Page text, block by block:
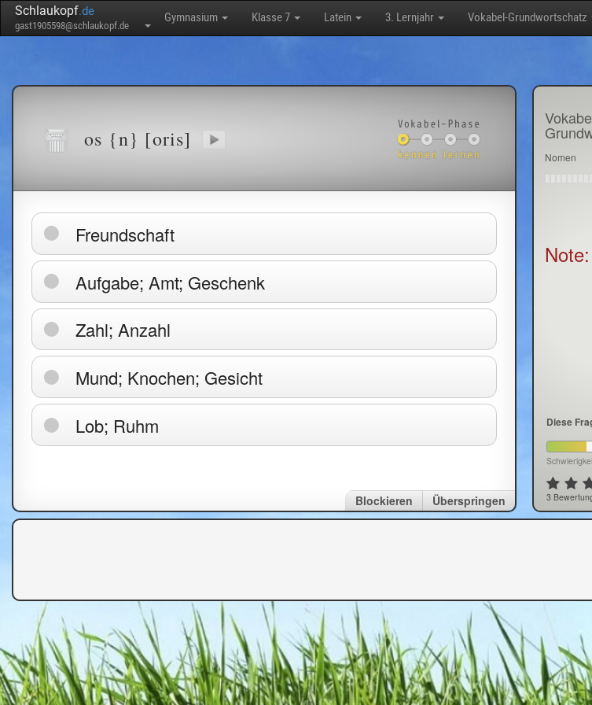
Schlaukopf.de
gast1905598@schlaukopf.de
Gymnasium Klasse 7 Latein 3. Lernjahr Vokabel-Grundwortschatz
os {n} [oris]
Freundschaft
Aufgabe; Amt; Geschenk
Zahl; Anzahl
Mund; Knochen; Gesicht
Lob; Ruhm
Überspringen
Blockieren
Nomen
Note:
Diese
3